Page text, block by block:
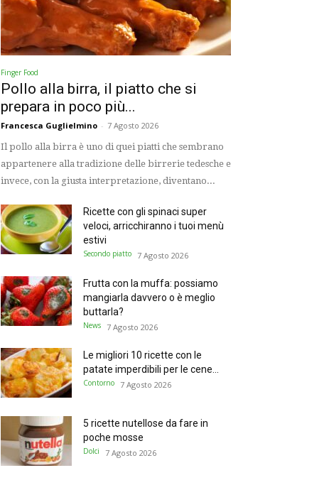
Finger Food
Pollo alla birra, il piatto che si
prepara in poco più...
Francesca Guglielmino - 7 Agosto 2026
Il pollo alla birra è uno di quei piatti che sembrano
appartenere alla tradizione delle birrerie tedesche e
invece, con la giusta interpretazione, diventano...
Ricette con gli spinaci super
veloci, arricchiranno i tuoi menù
estivi
Secondo piatto 7 Agosto 2026
Frutta con la muffa: possiamo
mangiarla davvero o è meglio
buttarla?
News 7 Agosto 2026
Le migliori 10 ricette con le
patate imperdibili per le cene...
Contorno 7 Agosto 2026
5 ricette nutellose da fare in
poche mosse
Dolci 7 Agosto 2026